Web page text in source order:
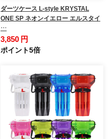
ダーツケース L-style KRYSTAL
ONE SP ネオンイエロー エルスタイ
…
3,850 円
ポイント5倍